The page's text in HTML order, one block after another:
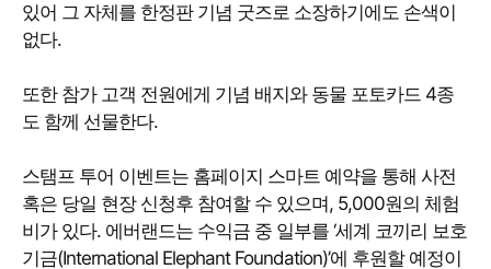
있어 그 자체를 한정판 기념 굿즈로 소장하기에도 손색이
없다.
또한 참가 고객 전원에게 기념 배지와 동물 포토카드 4종
도 함께 선물한다.
스탬프 투어 이벤트는 홈페이지 스마트 예약을 통해 사전
혹은 당일 현장 신청후 참여할 수 있으며, 5,000원의 체험
비가 있다. 에버랜드는 수익금 중 일부를 ‘세계 코끼리 보호
기금(International Elephant Foundation)’에 후원할 예정이